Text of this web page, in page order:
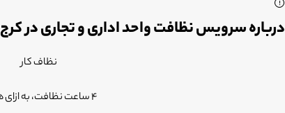
درباره سرویس نظافت واحد اداری و تجاری در کرج
نظاف کار
4 ساعت نظافت، به ازای هر نفر